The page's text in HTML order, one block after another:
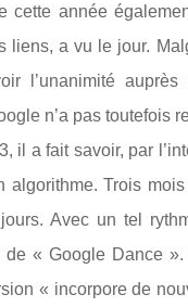
cette année
liens, a vu le jour.
l’unanimité auprès
n’a pas toutefois
il a fait savoir, par
Trois
Avec un tel
« Google Dance
« incorpore de